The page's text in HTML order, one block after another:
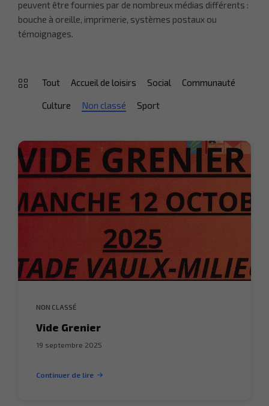
peuvent être fournies par de nombreux médias différents :
bouche à oreille, imprimerie, systèmes postaux ou
témoignages.
Tout Accueil de loisirs Social Communauté
Culture Non classé Sport
NON CLASSÉ
Vide Grenier
19 septembre 2025
Continuer de lire